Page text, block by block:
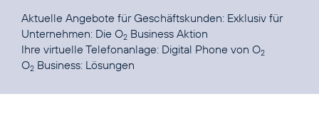
Aktuelle Angebote für Geschäftskunden: Exklusiv für
Unternehmen: Die O2 Business Aktion
Ihre virtuelle Telefonanlage: Digital Phone von O2
O2 Business: Lösungen